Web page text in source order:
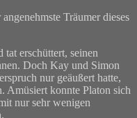
Träumer dieses
erschüttert, seinen
Doch Kay und Simon
nur geäußert hatte,
Amüsiert konnte Platon sich
nur sehr wenigen